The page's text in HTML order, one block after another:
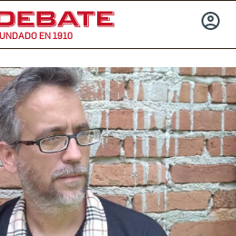
EN 1910